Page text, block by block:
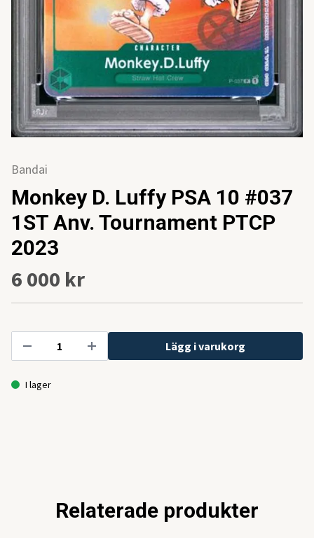
Bandai
Monkey D. Luffy PSA 10 #037
1ST Anv. Tournament PTCP
2023
6 000 kr
Lägg i varukorg
I lager
Relaterade produkter